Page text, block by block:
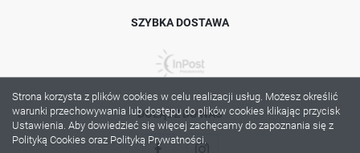
SZYBKA DOSTAWA
DOŁĄCZ DO NAS
Strona korzysta z plików cookies w celu realizacji usług. Możesz określić
warunki przechowywania lub dostępu do plików cookies klikając przycisk
Ustawienia. Aby dowiedzieć się więcej zachęcamy do zapoznania się z
Polityką Cookies oraz Polityką Prywatności.